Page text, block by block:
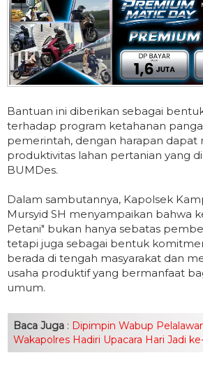
Bantuan ini diberikan sebagai
terhadap program ketahanan
pemerintah, dengan harapan dapat
produktivitas lahan pertanian yang
BUMDes.
Dalam sambutannya, Kapolsek
Mursyid SH menyampaikan bahwa
Petani" bukan hanya sebatas
tetapi juga sebagai bentuk
berada di tengah masyarakat dan
usaha produktif yang bermanfaat
umum.
Baca Juga : Dipimpin Wabup
Wakapolres Hadiri Upacara Hari Jadi